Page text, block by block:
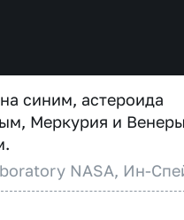
синим, астероида
Меркурия и
NASA, Ин-